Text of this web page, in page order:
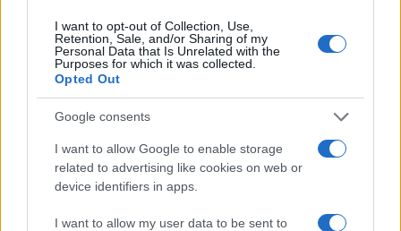
I want to opt-out of Collection, Use,
Retention, Sale, and/or Sharing of my
Personal Data that Is Unrelated with the
Purposes for which it was collected.
Opted Out
Google consents
I want to allow Google to enable storage
related to advertising like cookies on web or
device identifiers in apps.
I want to allow my user data to be sent to
LA LIGA
ΑΘΛΕΤΙΚ ΜΠΙΛΜΠΑΟ
ΜΑΤΙΑΣ ΑΛΜΕΙΔΑ
ΣΕΒΙΛΛΗ
Share:
Ακολουθήστε το Νewsit.gr στο Google News
ενημερωθείτε πρώτοι για όλη την ειδησεογραφία και τα
τελευταία νέα της ημέρας